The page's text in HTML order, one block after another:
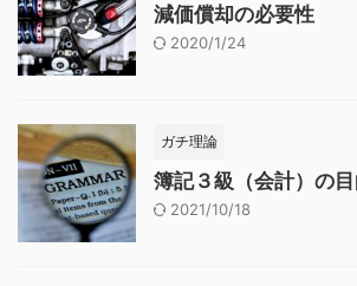
減価償却の必要性
2020/1/24
ガチ理論
簿記３級（会計）の
2021/10/18